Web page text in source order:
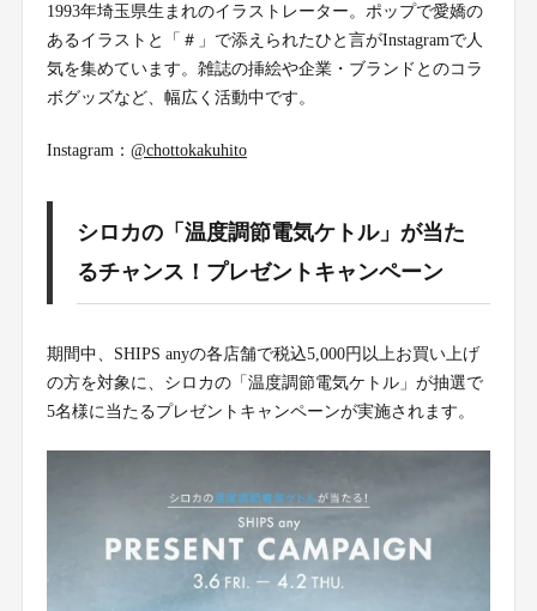
1993年埼玉県生まれのイラストレーター。ポップで愛嬌の
あるイラストと「＃」で添えられたひと言がInstagramで人
気を集めています。雑誌の挿絵や企業・ブランドとのコラ
ボグッズなど、幅広く活動中です。
Instagram： @chottokakuhito
シロカの「温度調節電気ケトル」が当た
るチャンス！プレゼントキャンペーン
期間中、SHIPS anyの各店舗で税込5,000円以上お買い上げ
の方を対象に、シロカの「温度調節電気ケトル」が抽選で
5名様に当たるプレゼントキャンペーンが実施されます。